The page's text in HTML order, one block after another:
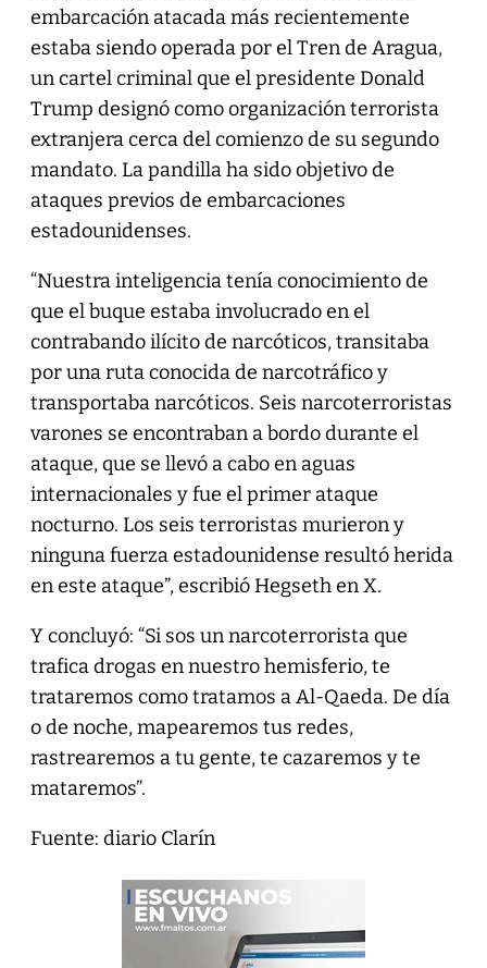
embarcación atacada más recientemente
estaba siendo operada por el Tren de Aragua,
un cartel criminal que el presidente Donald
Trump designó como organización terrorista
extranjera cerca del comienzo de su segundo
mandato. La pandilla ha sido objetivo de
ataques previos de embarcaciones
estadounidenses.
“Nuestra inteligencia tenía conocimiento de
que el buque estaba involucrado en el
contrabando ilícito de narcóticos, transitaba
por una ruta conocida de narcotráfico y
transportaba narcóticos. Seis narcoterroristas
varones se encontraban a bordo durante el
ataque, que se llevó a cabo en aguas
internacionales y fue el primer ataque
nocturno. Los seis terroristas murieron y
ninguna fuerza estadounidense resultó herida
en este ataque”, escribió Hegseth en X.
Y concluyó: “Si sos un narcoterrorista que
trafica drogas en nuestro hemisferio, te
trataremos como tratamos a Al-Qaeda. De día
o de noche, mapearemos tus redes,
rastrearemos a tu gente, te cazaremos y te
mataremos”.
Fuente: diario Clarín